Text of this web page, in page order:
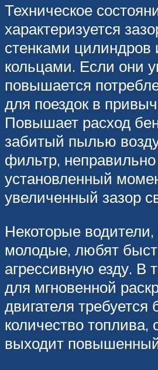
Техническое
характеризуется
стенками
кольцами. Если они
повышается
для поездок в
Повышает расход
забитый пылью
фильтр, неправильно
установленный
увеличенный зазор
Некоторые
молодые, любят
агрессивную езду. В
для мгновенной
двигателя
количество топлива,
выходит